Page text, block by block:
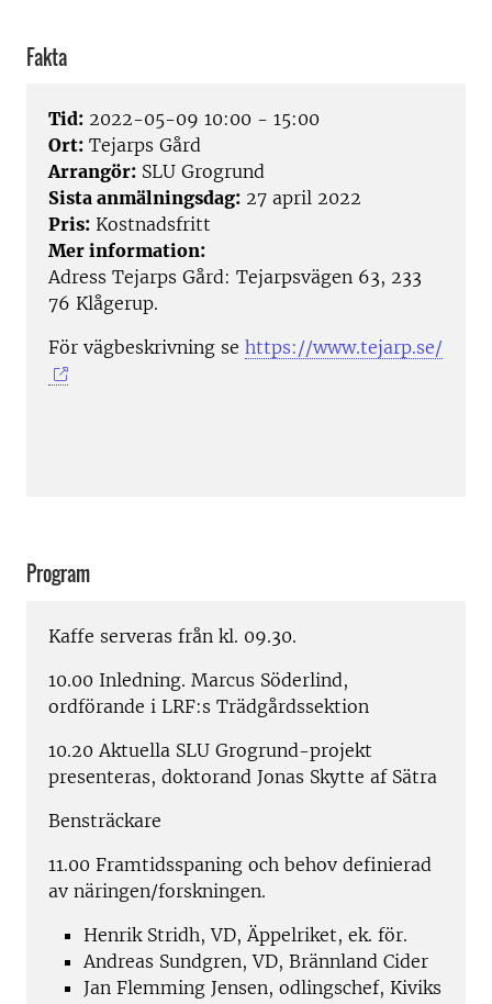
Fakta
Tid: 2022-05-09 10:00 - 15:00
Ort: Tejarps Gård
Arrangör: SLU Grogrund
Sista anmälningsdag: 27 april 2022
Pris: Kostnadsfritt
Mer information:
Adress Tejarps Gård: Tejarpsvägen 63, 233
76 Klågerup.
För vägbeskrivning se https://www.tejarp.se/
Program
Kaffe serveras från kl. 09.30.
10.00 Inledning. Marcus Söderlind,
ordförande i LRF:s Trädgårdssektion
10.20 Aktuella SLU Grogrund-projekt
presenteras, doktorand Jonas Skytte af Sätra
Bensträckare
11.00 Framtidsspaning och behov definierad
av näringen/forskningen.
Henrik Stridh, VD, Äppelriket, ek. för.
Andreas Sundgren, VD, Brännland Cider
Jan Flemming Jensen, odlingschef, Kiviks